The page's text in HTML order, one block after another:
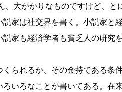
、大がかりなものですけど、
家は社交界を書く。小説家と
家も経済学者も貧乏人の研究
られるか、その金持である条
いろなことが書いてある。在